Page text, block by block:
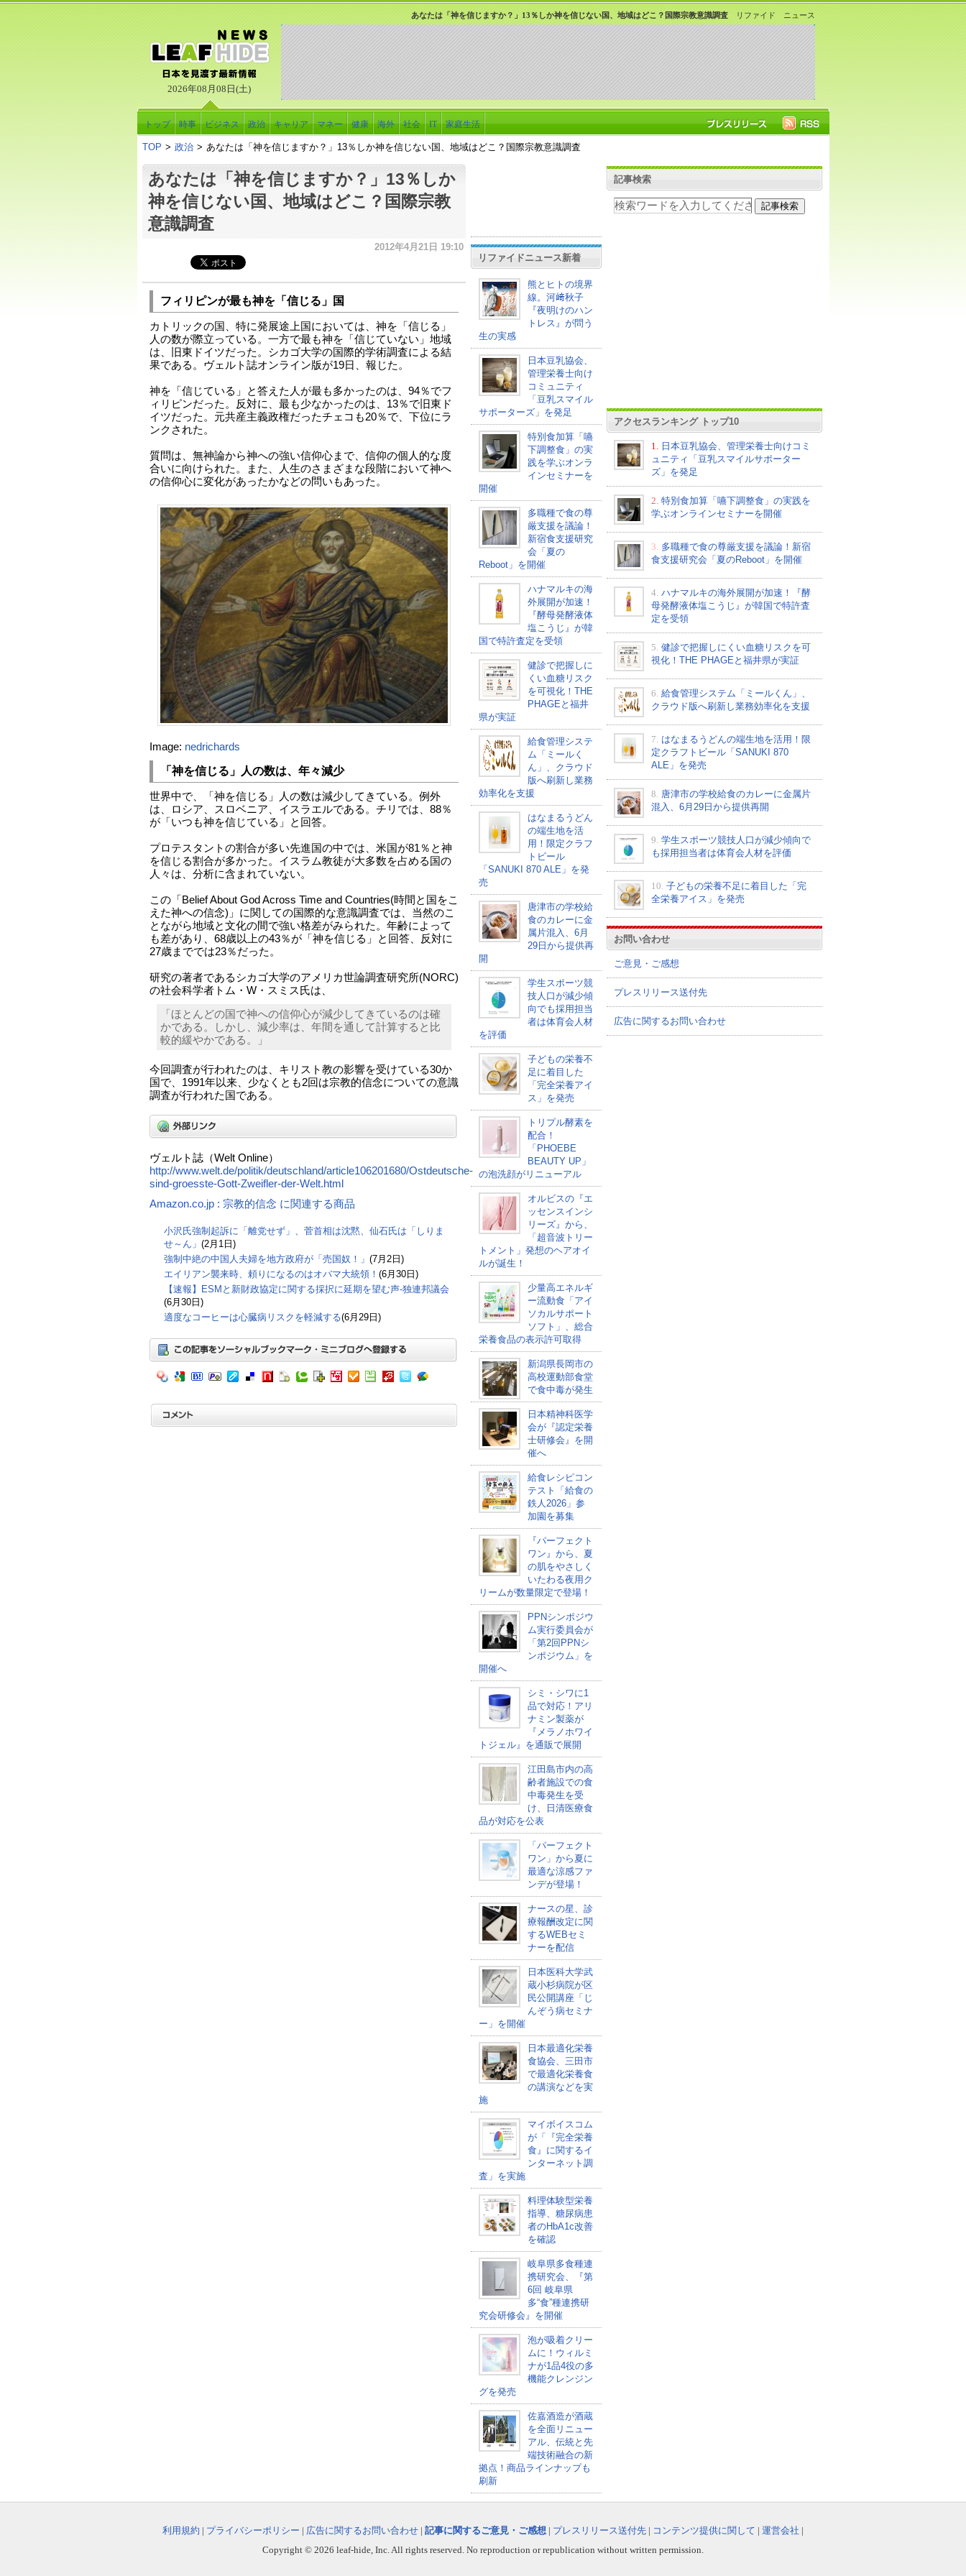
2026年08月08日(土)
リファイド ニュース
あなたは「神を信じますか？」13％しか神を信じない国、地域はどこ？国際宗教意識調査
トップ 時事 ビジネス 政治 キャリア マネー 健康 海外 社会 IT 家庭生活
TOP > 政治 > あなたは「神を信じますか？」13％しか神を信じない国、地域はどこ？国際宗教意識調査
あなたは「神を信じますか？」13％しか
神を信じない国、地域はどこ？国際宗教
意識調査
2012年4月21日 19:10
フィリピンが最も神を「信じる」国
カトリックの国、特に発展途上国においては、神を「信じる」
人の数が際立っている。一方で最も神を「信じていない」地域
は、旧東ドイツだった。シカゴ大学の国際的学術調査による結
果である。ヴェルト誌オンライン版が19日、報じた。
神を「信じている」と答えた人が最も多かったのは、94％でフ
ィリピンだった。反対に、最も少なかったのは、13％で旧東ド
イツだった。元共産主義政権だったチェコも20％で、下位にラ
ンクされた。
質問は、無神論から神への強い信仰心まで、信仰の個人的な度
合いに向けられた。また、人生のさまざまな段階において神へ
の信仰心に変化があったかなどの問いもあった。
Image: nedrichards
「神を信じる」人の数は、年々減少
世界中で、「神を信じる」人の数は減少してきている。例外
は、ロシア、スロベニア、イスラエルである。チリでは、88％
が「いつも神を信じている」と回答。
プロテスタントの割合が多い先進国の中では、米国が81％と神
を信じる割合が多かった。イスラム教徒が大多数を占める国の
人々は、分析に含まれていない。
この「Belief About God Across Time and Countries(時間と国をこ
えた神への信念)」に関しての国際的な意識調査では、当然のこ
とながら地域と文化の間で強い格差がみられた。年齢によって
も差があり、68歳以上の43％が「神を信じる」と回答、反対に
27歳まででは23％だった。
研究の著者であるシカゴ大学のアメリカ世論調査研究所(NORC)
の社会科学者トム・W・スミス氏は、
「ほとんどの国で神への信仰心が減少してきているのは確
かである。しかし、減少率は、年間を通して計算すると比
較的緩やかである。」
今回調査が行われたのは、キリスト教の影響を受けている30か
国で、1991年以来、少なくとも2回は宗教的信念についての意識
調査が行われた国である。
ヴェルト誌（Welt Online）
http://www.welt.de/politik/deutschland/article106201680/Ostdeutsche-
sind-groesste-Gott-Zweifler-der-Welt.html
Amazon.co.jp : 宗教的信念 に関連する商品
小沢氏強制起訴に「離党せず」、菅首相は沈黙、仙石氏は「しりま
せ～ん」 (2月1日)
強制中絶の中国人夫婦を地方政府が「売国奴！」 (7月2日)
エイリアン襲来時、頼りになるのはオバマ大統領！ (6月30日)
【速報】ESMと新財政協定に関する採択に延期を望む声-独連邦議会
(6月30日)
適度なコーヒーは心臓病リスクを軽減する(6月29日)
リファイドニュース新着
熊とヒトの境界
線。河﨑秋子
『夜明けのハン
トレス』が問う
生の実感
日本豆乳協会、
管理栄養士向け
コミュニティ
「豆乳スマイル
サポーターズ」を発足
特別食加算「嚥
下調整食」の実
践を学ぶオンラ
インセミナーを
開催
多職種で食の尊
厳支援を議論！
新宿食支援研究
会「夏の
Reboot」を開催
ハナマルキの海
外展開が加速！
『酵母発酵液体
塩こうじ』が韓
国で特許査定を受領
健診で把握しに
くい血糖リスク
を可視化！THE
PHAGEと福井
県が実証
給食管理システ
ム「ミールく
ん」、クラウド
版へ刷新し業務
効率化を支援
はなまるうどん
の端生地を活
用！限定クラフ
トビール
「SANUKI 870 ALE」を発
売
唐津市の学校給
食のカレーに金
属片混入、6月
29日から提供再
開
学生スポーツ競
技人口が減少傾
向でも採用担当
者は体育会人材
を評価
子どもの栄養不
足に着目した
「完全栄養アイ
ス」を発売
トリプル酵素を
配合！
「PHOEBE
BEAUTY UP」
の泡洗顔がリニューアル
オルビスの『エ
ッセンスインシ
リーズ』から、
「超音波トリー
トメント」発想のヘアオイ
ルが誕生！
少量高エネルギ
ー流動食「アイ
ソカルサポート
ソフト」、総合
栄養食品の表示許可取得
新潟県長岡市の
高校運動部食堂
で食中毒が発生
日本精神科医学
会が『認定栄養
士研修会』を開
催へ
給食レシピコン
テスト「給食の
鉄人2026」参
加園を募集
『パーフェクト
ワン』から、夏
の肌をやさしく
いたわる夜用ク
リームが数量限定で登場！
PPNシンポジウ
ム実行委員会が
「第2回PPNシ
ンポジウム」を
開催へ
シミ・シワに1
品で対応！アリ
ナミン製薬が
『メラノホワイ
トジェル』を通販で展開
江田島市内の高
齢者施設での食
中毒発生を受
け、日清医療食
品が対応を公表
「パーフェクト
ワン」から夏に
最適な涼感ファ
ンデが登場！
ナースの星、診
療報酬改定に関
するWEBセミ
ナーを配信
日本医科大学武
蔵小杉病院が区
民公開講座「じ
んぞう病セミナ
ー」を開催
日本最適化栄養
食協会、三田市
で最適化栄養食
の講演などを実
施
マイボイスコム
が「『完全栄養
食』に関するイ
ンターネット調
査」を実施
料理体験型栄養
指導、糖尿病患
者のHbA1c改善
を確認
岐阜県多食種連
携研究会、『第
6回 岐阜県
多“食”種連携研
究会研修会』を開催
泡が吸着クリー
ムに！ウィルミ
ナが1品4役の多
機能クレンジン
グを発売
佐嘉酒造が酒蔵
を全面リニュー
アル、伝統と先
端技術融合の新
拠点！商品ラインナップも
刷新
記事検索
アクセスランキング トップ10
1.
日本豆乳協会、管理栄養士向けコミ
ュニティ「豆乳スマイルサポーター
ズ」を発足
2. 特別食加算「嚥下調整食」の実践を
学ぶオンラインセミナーを開催
3. 多職種で食の尊厳支援を議論！新宿
食支援研究会「夏のReboot」を開催
4. ハナマルキの海外展開が加速！『酵
母発酵液体塩こうじ』が韓国で特許査
定を受領
5. 健診で把握しにくい血糖リスクを可
視化！THE PHAGEと福井県が実証
6. 給食管理システム「ミールくん」、
クラウド版へ刷新し業務効率化を支援
7. はなまるうどんの端生地を活用！限
定クラフトビール「SANUKI 870
ALE」を発売
8. 唐津市の学校給食のカレーに金属片
混入、6月29日から提供再開
9. 学生スポーツ競技人口が減少傾向で
も採用担当者は体育会人材を評価
10. 子どもの栄養不足に着目した「完
全栄養アイス」を発売
お問い合わせ
ご意見・ご感想
プレスリリース送付先
広告に関するお問い合わせ
利用規約 | プライバシーポリシー | 広告に関するお問い合わせ | 記事に関するご意見・ご感想 | プレスリリース送付先 | コンテンツ提供に関して | 運営会社 |
Copyright © 2026 leaf-hide, Inc. All rights reserved. No reproduction or republication without written permission.